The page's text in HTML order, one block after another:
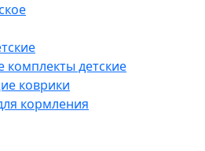
комплекты детские
коврики
кормления